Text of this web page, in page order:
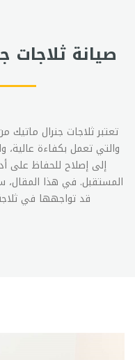
صيانة
تعتبر ثلاجات جنرال ماتيك
والتي تعمل بكفاءة عالية،
إلى إصلاح للحفاظ على
المستقبل. في هذا
قد تواجهها في